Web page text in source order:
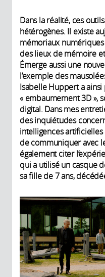
Dans la réalité, ces
hétérogènes. Il existe
mémoriaux
des lieux de mémoire
Émerge aussi une
l’exemple des
Isabelle Huppert a
« embaumement 3D »,
digital. Dans mes
des inquiétudes
intelligences
de communiquer avec
également citer
qui a utilisé un casque
sa fille de 7 ans,